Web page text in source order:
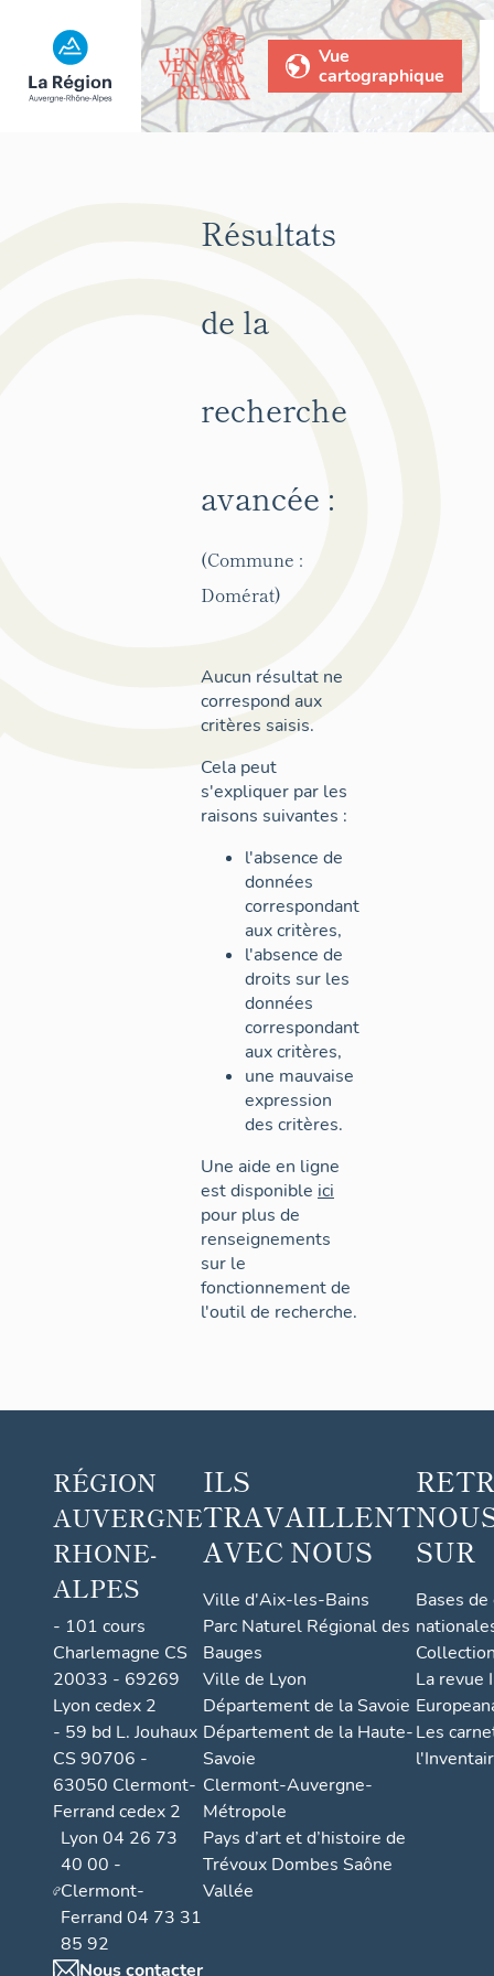
Vue
cartographique
Résultats
de la
recherche
avancée :
(Commune :
Domérat)
Aucun résultat ne
correspond aux
critères saisis.
Cela peut
s'expliquer par les
raisons suivantes :
l'absence de
données
correspondant
aux critères,
l'absence de
droits sur les
données
correspondant
aux critères,
une mauvaise
expression
des critères.
Une aide en ligne
est disponible ici
pour plus de
renseignements
sur le
fonctionnement de
l'outil de recherche.
RÉGION
AUVERGNE
RHONE-
ALPES
- 101 cours
Charlemagne CS
20033 - 69269
Lyon cedex 2
- 59 bd L. Jouhaux
CS 90706 -
63050 Clermont-
Ferrand cedex 2
Lyon 04 26 73
40 00 -
Clermont-
Ferrand 04 73 31
85 92
Nous contacter
ILS
TRAVAILLENT
AVEC NOUS
Ville d'Aix-les-Bains
Parc Naturel Régional des
Bauges
Ville de Lyon
Département de la Savoie
Département de la Haute-
Savoie
Clermont-Auvergne-
Métropole
Pays d’art et d’histoire de
Trévoux Dombes Saône
Vallée
SUR
Bases
La revue
Les